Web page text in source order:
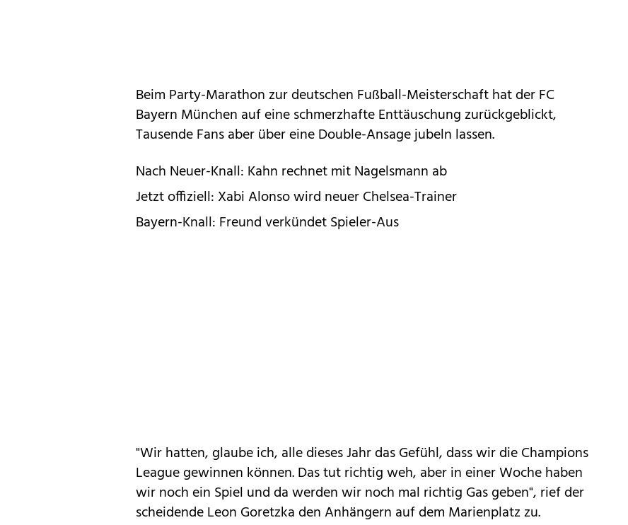
Beim Party-Marathon zur deutschen Fußball-Meisterschaft hat der FC
Bayern München auf eine schmerzhafte Enttäuschung zurückgeblickt,
Tausende Fans aber über eine Double-Ansage jubeln lassen.
Nach Neuer-Knall: Kahn rechnet mit Nagelsmann ab
Jetzt offiziell: Xabi Alonso wird neuer Chelsea-Trainer
Bayern-Knall: Freund verkündet Spieler-Aus
"Wir hatten, glaube ich, alle dieses Jahr das Gefühl, dass wir die Champions
League gewinnen können. Das tut richtig weh, aber in einer Woche haben
wir noch ein Spiel und da werden wir noch mal richtig Gas geben", rief der
scheidende Leon Goretzka den Anhängern auf dem Marienplatz zu.